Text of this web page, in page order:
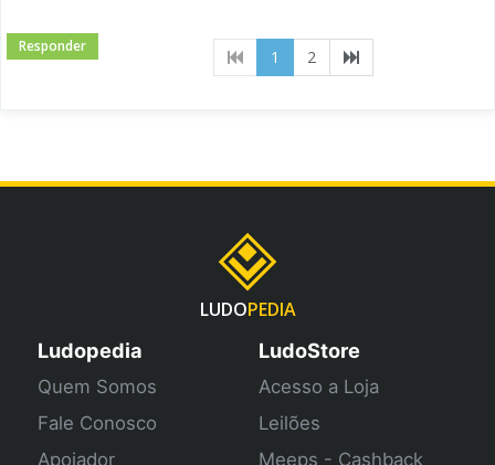
Responder
1 (current)
2
LUDOPEDIA
Ludopedia
Quem Somos
Fale Conosco
Apoiador
LudoStore
Acesso a Loja
Leilões
Meeps - Cashback